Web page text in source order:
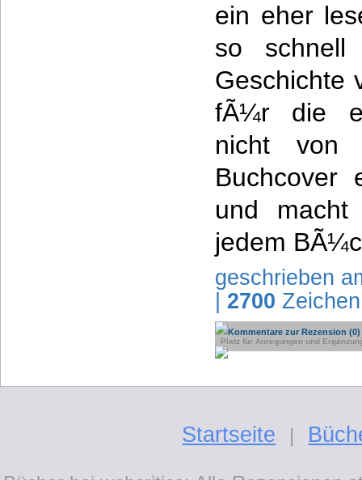
ein eher
so
Geschichte
fÃ¼r die
nicht von
Buchcover
und macht
jedem
geschrieben
2700 Zeichen
Kommentare zur Rezension (0)
Platz für Anregungen und
Startseite |